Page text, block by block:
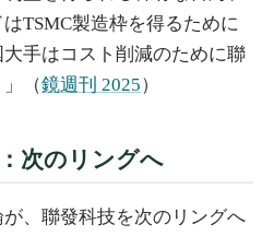
TSMC製造枠を得るために
手はコスト削減のために聯
（鏡週刊 2025）
次のリングへ
、聯發科技を次のリングへ